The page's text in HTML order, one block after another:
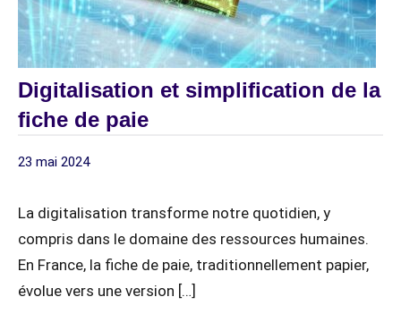
Digitalisation et simplification de la
fiche de paie
23 mai 2024
La digitalisation transforme notre quotidien, y
compris dans le domaine des ressources humaines.
En France, la fiche de paie, traditionnellement papier,
évolue vers une version […]